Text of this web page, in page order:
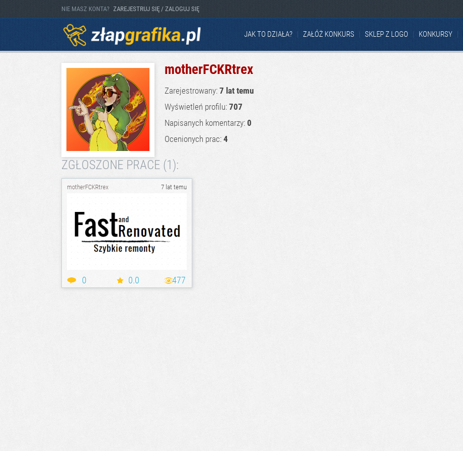
NIE MASZ KONTA? ZAREJESTRUJ SIĘ / ZALOGUJ SIĘ
JAK TO DZIAŁA? ZAŁÓŻ KONKURS SKLEP Z LOGO KONKURSY
motherFCKRtrex
Zarejestrowany: 7 lat temu
Wyświetleń profilu: 707
Napisanych komentarzy: 0
Ocenionych prac: 4
ZGŁOSZONE PRACE (1):
motherFCKRtrex 7 lat temu
0 0.0 477